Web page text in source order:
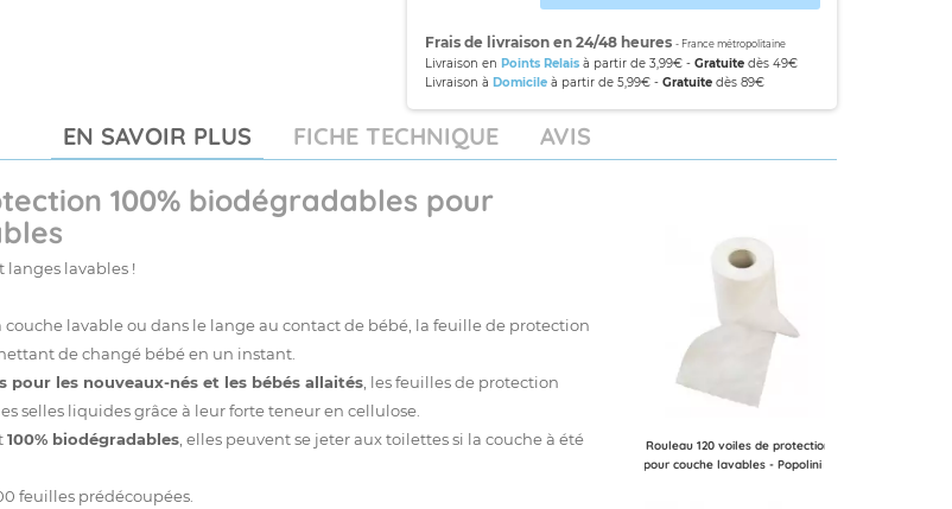
Frais de livraison en 24/48 heures - France métropolitaine
Livraison en Points Relaisà partir de 3,99€ - Gratuitedès 49€
Livraison à Domicileà partir de 5,99€ - Gratuitedès 89€
EN SAVOIR PLUS FICHE TECHNIQUE AVIS
Rouleau 120 voiles de protection
pour couche lavables - Popolini
100% biodégradables pour
langes lavables !
lavable ou dans le langeau contact de bébé, la feuille de protection
de changé bébé en un instant.
pour les nouveaux-nés et les bébés allaités , les feuilles de protection
selles liquides grâce à leur forte teneur en cellulose.
100% biodégradables , elles peuvent se jeter aux toilettessi la couche à été
feuilles prédécoupées.